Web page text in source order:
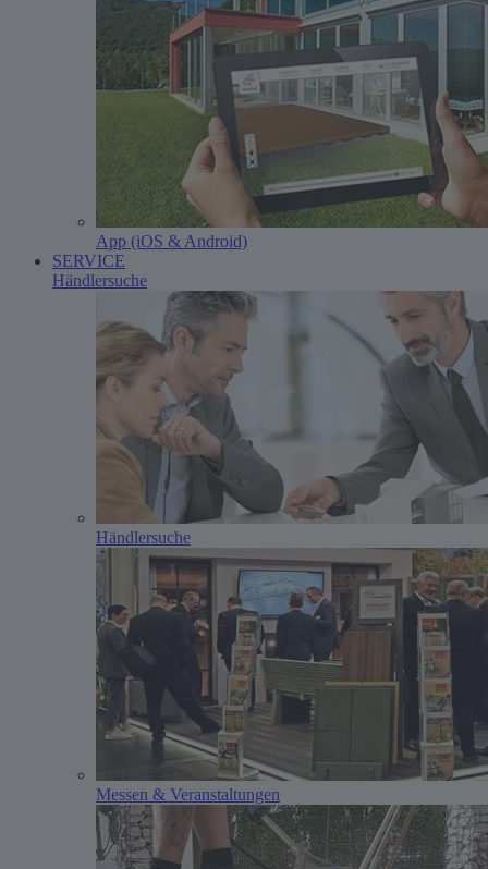
App (iOS & Android)
SERVICE
Händlersuche
Händlersuche
Messen & Veranstaltungen